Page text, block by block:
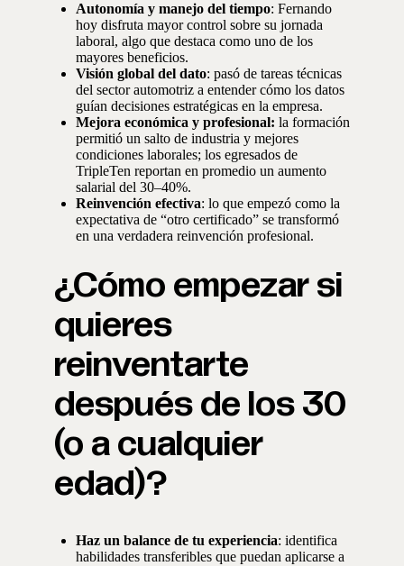
Autonomía y manejo del tiempo: Fernando
hoy disfruta mayor control sobre su jornada
laboral, algo que destaca como uno de los
mayores beneficios.
Visión global del dato: pasó de tareas técnicas
del sector automotriz a entender cómo los datos
guían decisiones estratégicas en la empresa.
Mejora económica y profesional: la formación
permitió un salto de industria y mejores
condiciones laborales; los egresados de
TripleTen reportan en promedio un aumento
salarial del 30–40%.
Reinvención efectiva: lo que empezó como la
expectativa de “otro certificado” se transformó
en una verdadera reinvención profesional.
¿Cómo empezar si
quieres
reinventarte
después de los 30
(o a cualquier
edad)?
Haz un balance de tu experiencia: identifica
habilidades transferibles que puedan aplicarse a